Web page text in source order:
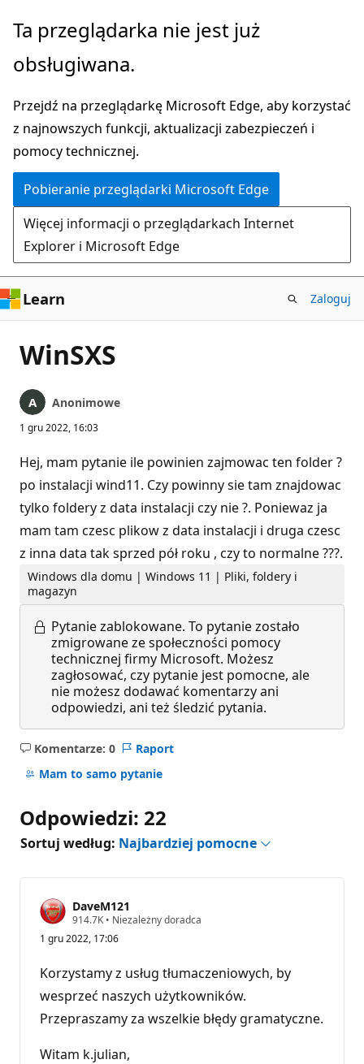
Przejdź
głównej
Ta przeglądarka nie jest już
obsługiwana.
Przejdź na przeglądarkę Microsoft Edge, aby korzystać
z najnowszych funkcji, aktualizacji zabezpieczeń i
pomocy technicznej.
Pobieranie przeglądarki Microsoft Edge
Więcej informacji o przeglądarkach Internet
Explorer i Microsoft Edge
Learn Zaloguj
WinSXS
Anonimowe
1 gru 2022, 16:03
Hej, mam pytanie ile powinien zajmowac ten folder ?
po instalacji wind11. Czy powinny sie tam znajdowac
tylko foldery z data instalacji czy nie ?. Poniewaz ja
mam tam czesc plikow z data instalacji i druga czesc
z inna data tak sprzed pół roku , czy to normalne ???.
Windows dla domu | Windows 11 | Pliki, foldery i
magazyn
Pytanie zablokowane. To pytanie zostało
zmigrowane ze społeczności pomocy
technicznej firmy Microsoft. Możesz
zagłosować, czy pytanie jest pomocne, ale
nie możesz dodawać komentarzy ani
odpowiedzi, ani też śledzić pytania.
Komentarze: 0
Brak
komentarzy
Raport
Mam to samo pytanie
Odpowiedzi: 22
Sortuj według: Najbardziej pomocne
DaveM121
914.7K P
n
t
y
r
e
p
a
• Niezależny doradca
1 gru 2022, 17:06
Korzystamy z usług tłumaczeniowych, by
wesprzeć naszych użytkowników.
Przepraszamy za wszelkie błędy gramatyczne.
Witam k.julian,